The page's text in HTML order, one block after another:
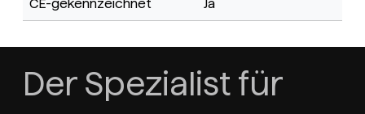
CE-gekennzeichnet Ja
Der Spezialist für